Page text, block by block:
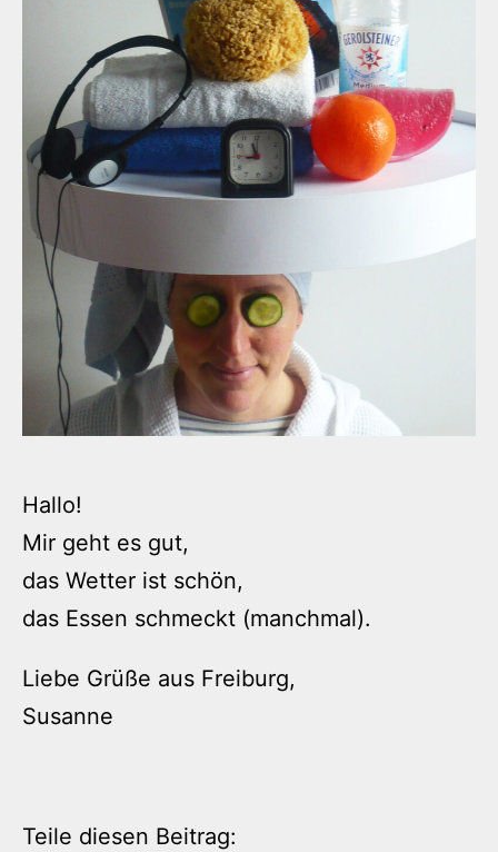
Hallo!
Mir geht es gut,
das Wetter ist schön,
das Essen schmeckt (manchmal).
Liebe Grüße aus Freiburg,
Susanne
Teile diesen Beitrag: